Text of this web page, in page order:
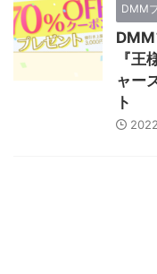
DMM
『
ャー
ト